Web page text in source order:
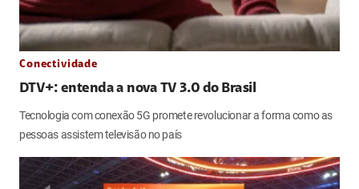
Conectividade
DTV+: entenda a nova TV 3.0 do Brasil
Tecnologia com conexão 5G promete revolucionar a forma como as
pessoas assistem televisão no país